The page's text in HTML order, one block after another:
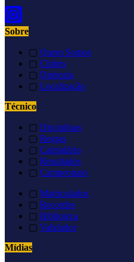
Sobre
▢ Quem Somos
▢ Clubes
▢ Diretoria
▢ Localização
Técnico
▢ Disciplinas
▢ Regras
▢ Calendário
▢ Resultados
▢ Campeonato
▢ Matriculados
▢ Recordes
▢ Biblioteca
▢ Validador
Mídias